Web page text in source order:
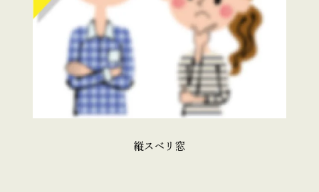
縦スベリ窓